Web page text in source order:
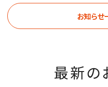
お知らせ
最新の